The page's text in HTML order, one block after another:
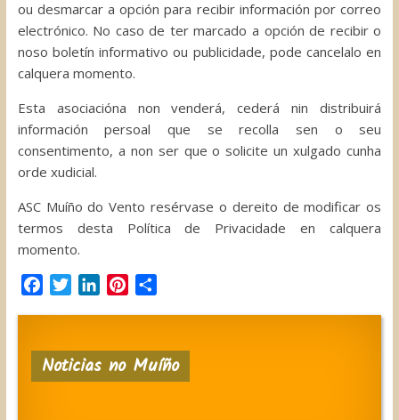
ou desmarcar a opción para recibir información por correo
electrónico. No caso de ter marcado a opción de recibir o
noso boletín informativo ou publicidade, pode cancelalo en
calquera momento.
Esta asociacióna non venderá, cederá nin distribuirá
información persoal que se recolla sen o seu
consentimento, a non ser que o solicite un xulgado cunha
orde xudicial.
ASC Muíño do Vento resérvase o dereito de modificar os
termos desta Política de Privacidade en calquera
momento.
e
b
t
t
k
e
t
e
p
a
Noticias no Muíño